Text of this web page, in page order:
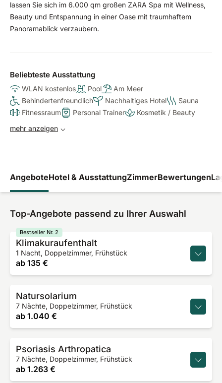
lassen Sie sich im 6.000 qm großen ZARA Spa mit Wellness,
Beauty und Entspannung in einer Oase mit traumhaftem
Panoramablick verzaubern.
Beliebteste Ausstattung
WLAN kostenlos Pool
Am Meer
Behindertenfreundlich
Nachhaltiges Hotel
Sauna
Fitnessraum
Personal Trainer
Kosmetik / Beauty
mehr anzeigen
AngeboteHotel & AusstattungZimmerBewertungen
Top-Angebote passend zu Ihrer Auswahl
Klimakuraufenthalt
1 Nacht, Doppelzimmer, Frühstück
ab 135 €
Bestseller Nr. 2
Natursolarium
7 Nächte, Doppelzimmer, Frühstück
ab 1.040 €
Psoriasis Arthropatica
7 Nächte, Doppelzimmer, Frühstück
ab 1.263 €